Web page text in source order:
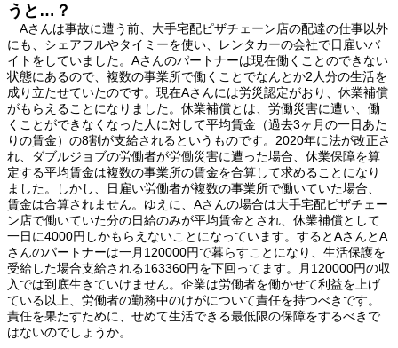
うと…？
Aさんは事故に遭う前、大手宅配ピザチェーン店の配達の仕事以外
にも、シェアフルやタイミーを使い、レンタカーの会社で日雇いバ
イトをしていました。Aさんのパートナーは現在働くことのできない
状態にあるので、複数の事業所で働くことでなんとか2人分の生活を
成り立たせていたのです。現在Aさんには労災認定がおり、休業補償
がもらえることになりました。休業補償とは、労働災害に遭い、働
くことができなくなった人に対して平均賃金（過去3ヶ月の一日あた
りの賃金）の8割が支給されるというものです。2020年に法が改正さ
れ、ダブルジョブの労働者が労働災害に遭った場合、休業保障を算
定する平均賃金は複数の事業所の賃金を合算して求めることになり
ました。しかし、日雇い労働者が複数の事業所で働いていた場合、
賃金は合算されません。ゆえに、Aさんの場合は大手宅配ピザチェー
ン店で働いていた分の日給のみが平均賃金とされ、休業補償として
一日に4000円しかもらえないことになっています。するとAさんとA
さんのパートナーは一月120000円で暮らすことになり、生活保護を
受給した場合支給される163360円を下回ってます。月120000円の収
入では到底生きていけません。企業は労働者を働かせて利益を上げ
ている以上、労働者の勤務中のけがについて責任を持つべきです。
責任を果たすために、せめて生活できる最低限の保障をするべきで
はないのでしょうか。